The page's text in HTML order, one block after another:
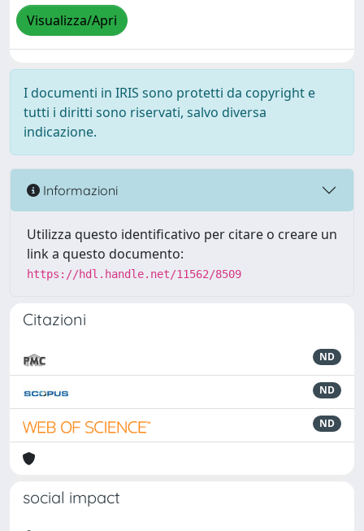
Visualizza/Apri
I documenti in IRIS sono protetti da copyright e
tutti i diritti sono riservati, salvo diversa
indicazione.
Informazioni
Utilizza questo identificativo per citare o creare un
link a questo documento:
https://hdl.handle.net/11562/8509
Citazioni
ND
ND
ND
social impact